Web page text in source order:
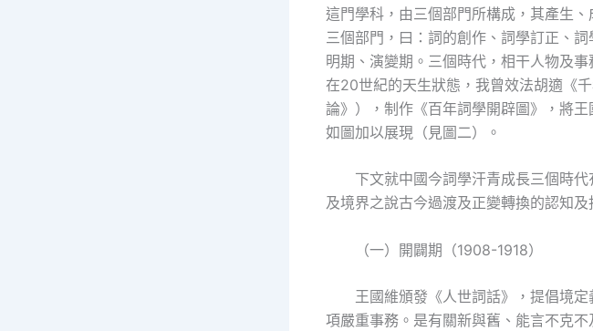
這門學科，由三個部門所構成，其產生
三個部門，曰：詞的創作、詞學訂正、
明期、演變期。三個時代，相干人物及
在20世紀的天生狀態，我曾效法胡適《
論》），制作《百年詞學開辟圖》，將
如圖加以展現（見圖二）。
下文就中國今詞學汗青成長三個時
及境界之說古今過渡及正變轉換的認知及
（一）開闢期（1908-1918）
王國維頒發《人世詞話》，提倡境
項嚴重事務。是有關新與舊、能言不克